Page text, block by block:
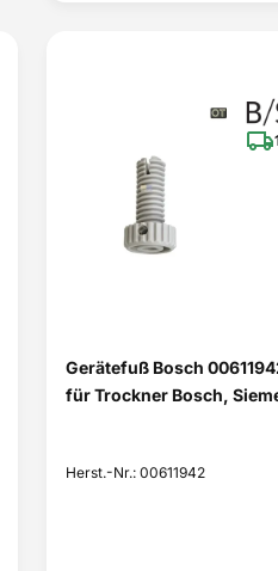
Gerätefuß Bosch
für Trockner Bosch,
Herst.-Nr.: 00611942